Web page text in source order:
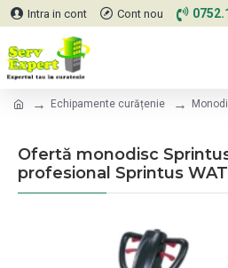
Intra in cont Cont nou
Echipamente curățenie
Ofertă monodisc
profesional Sprintus